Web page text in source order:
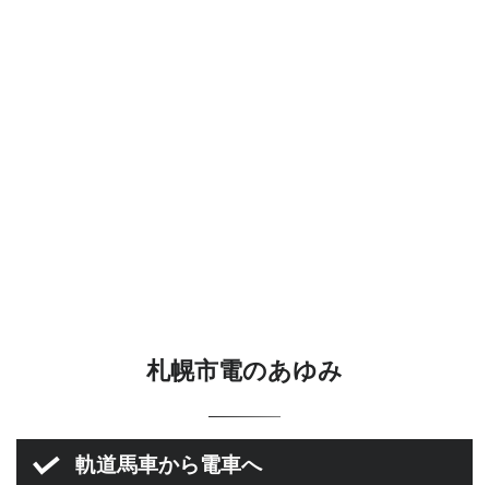
札幌市電のあゆみ
軌道馬車から電車へ